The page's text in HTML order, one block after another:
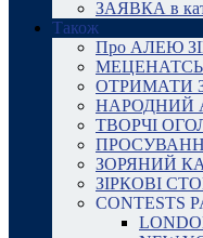
ЗАЯВКА в
Також
Про АЛЕЮ
ОТРИМАТИ
НАРОДНИЙ
ТВОРЧІ
ПРОСУВАННЯ
ЗОРЯНИЙ
ЗІРКОВІ
CONTESTS